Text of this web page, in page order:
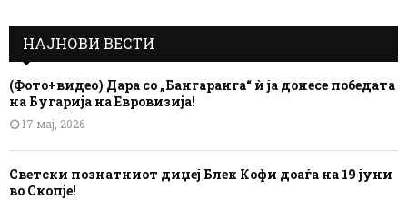
НАЈНОВИ ВЕСТИ
(Фото+видео) Дара со „Бангаранга“ ѝ ја донесе победата
на Бугарија на Евровизија!
17 мај, 2026
Светски познатниот диџеј Блек Кофи доаѓа на 19 јуни
во Скопје!